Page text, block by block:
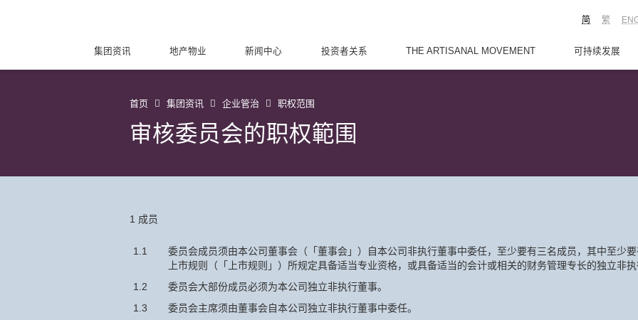
繁
简
集团资讯 地产物业 新闻中心 投资者关系 THE ARTISANAL MOVEMENT 可持续发展
首页 集团资讯 企业管治 职权范围
审核委员会的职权範围
1 成员
1.1
委员会成员须由本公司董事会（「董事会」）自本公司非执行董事中委任，至少要有三名成员，其中至少
上市规则（「上市规则」）所规定具备适当专业资格，或具备适当的会计或相关的财务管理专长的独立非执
1.2
委员会大部份成员必须为本公司独立非执行董事。
1.3
委员会主席须由董事会自本公司独立非执行董事中委任。